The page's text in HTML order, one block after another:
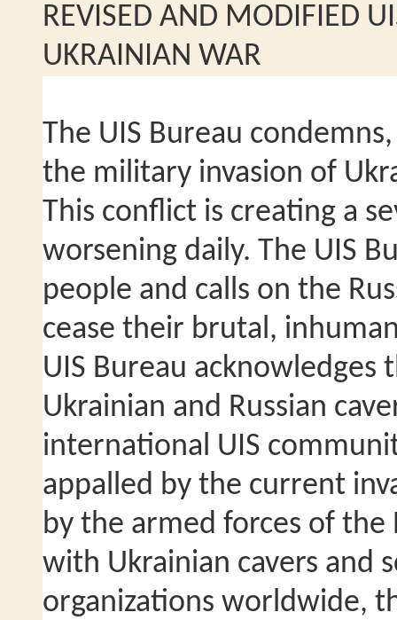
REVISED AND MODIFIED
UKRAINIAN WAR
The UIS Bureau
the military invasion of
This conflict is creating a
worsening daily. The UIS
people and calls on the
cease their brutal,
UIS Bureau
Ukrainian and Russian
international UIS
appalled by the current
by the armed forces of the
with Ukrainian cavers and
organizations worldwide,